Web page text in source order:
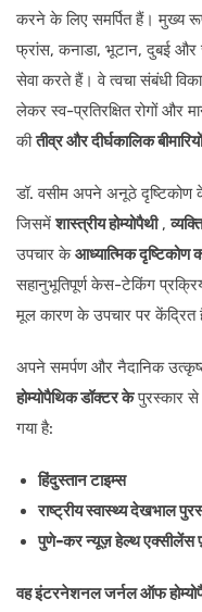
करने के लिए समर्पित हैं। मुख्य
फ्रांस, कनाडा, भूटान, दुबई और
सेवा करते हैं। वे त्वचा संबंधी
लेकर स्व-प्रतिरक्षित रोगों और
कीतीव्र और दीर्घकालिक
डॉ. वसीम अपने अनूठे दृष्टिकोण
जिसमेंशास्त्रीय होम्योपैथी,
उपचार केआध्यात्मिक दृष्टिकोण
सहानुभूतिपूर्ण केस-टेकिंग
मूल कारण के उपचार पर केंद्रित
अपने समर्पण और नैदानिक
होम्योपैथिक डॉक्टर केपुरस्कार से
गया है:
हिंदुस्तान टाइम्स
राष्ट्रीय स्वास्थ्य देखभाल
पुणे-कर न्यूज़ हेल्थ एक्सीलेंस
वह इंटरनेशनल जर्नल ऑफ